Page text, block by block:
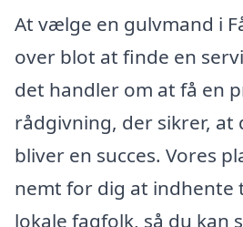
At vælge en gulvmand i
over blot at finde en
det handler om at få en
rådgivning, der sikrer,
bliver en succes. Vores
nemt for dig at indhente
lokale fagfolk, så du kan